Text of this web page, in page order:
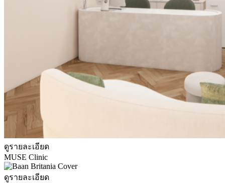
ดูรายละเอียด
MUSE Clinic
ดูรายละเอียด